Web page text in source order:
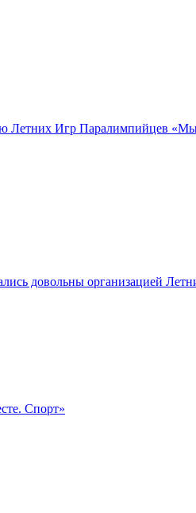
Летних Игр Паралимпийцев
довольны организацией
Спорт»